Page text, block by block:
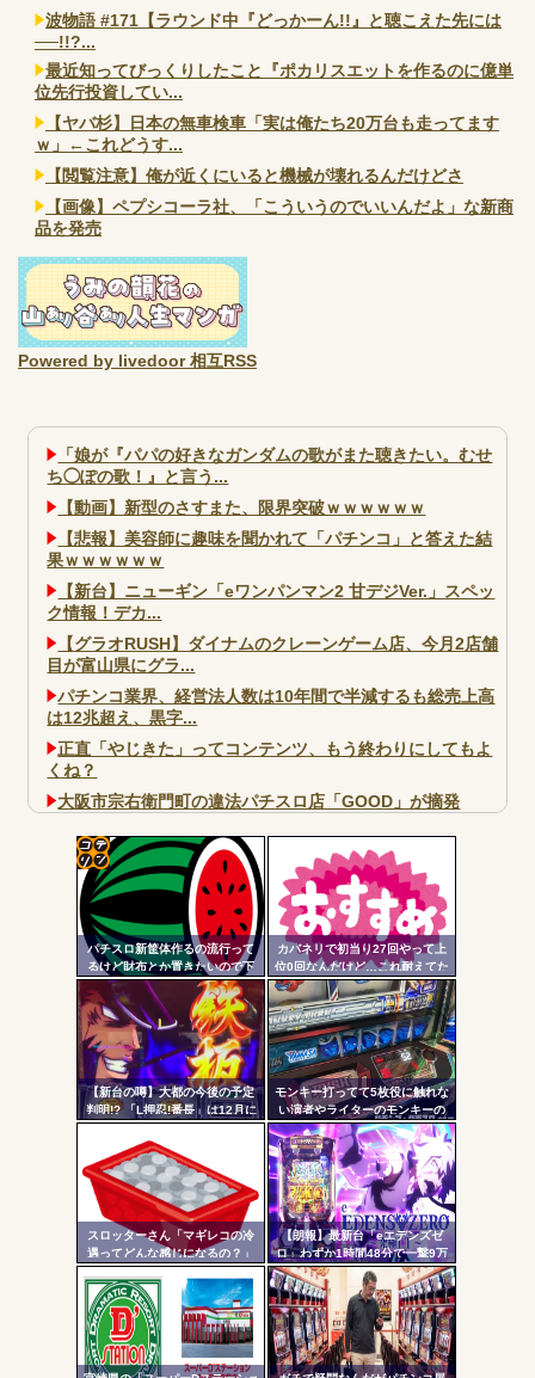
波物語 #171【ラウンド中『どっかーん!!』と聴こえた先には
──!!?...
最近知ってびっくりしたこと『ポカリスエットを作るのに億単
位先行投資してい...
【ヤバ杉】日本の無車検車「実は俺たち20万台も走ってます
ｗ」←これどうす...
【閲覧注意】俺が近くにいると機械が壊れるんだけどさ
【画像】ペプシコーラ社、「こういうのでいいんだよ」な新商
品を発売
Powered by livedoor 相互RSS
「娘が『パパの好きなガンダムの歌がまた聴きたい。むせ
ち◯ぽの歌！』と言う...
【動画】新型のさすまた、限界突破ｗｗｗｗｗｗ
【悲報】美容師に趣味を聞かれて「パチンコ」と答えた結
果ｗｗｗｗｗｗ
【新台】ニューギン「eワンパンマン2 甘デジVer.」スペッ
ク情報！デカ...
【グラオRUSH】ダイナムのクレーンゲーム店、今月2店舗
目が富山県にグラ...
パチンコ業界、経営法人数は10年間で半減するも総売上高
は12兆超え、黒字...
正直「やじきた」ってコンテンツ、もう終わりにしてもよ
くね？
大阪市宗右衛門町の違法パチスロ店「GOOD」が摘発
パチンコで人気のないキャラを青色担当にするのやめろや
ワイ、パチンコ屋店員の目の前で会員カードを握り潰し
「今までありがとう」と...
無職のパチンコカス(22)なんやが、ワイの人生どれくらい
ヤバいか教えて？...
AngelBeats!とかいうクソアニメの思い出ｗｗｗ
Powered by livedoor 相互RSS
パチスロ新筐体作るの流行って
るけど財布とか置きたいので下
皿とか今まで通りがいいわ
カバネリで初当り27回やって上
位0回なんだけど…これ耐えてた
らそのうち500枚勝ちとか出来る
の！？
【新台の噂】大都の今後の予定
判明!? 「L押忍!番長」は12月に
登場か
モンキー打ってて5枚役に触れな
い演者やライターのモンキーの
講釈とか薄寒いだけだよな
スロッターさん「マギレコの冷
遇ってどんな感じになるの？」
【朗報】最新台「eエデンズゼ
ロ」わずか1時間48分で一撃9万
5000発コンプリートを達成して
しまうｗ 究極LT期待出玉2万発
超えの現行最強スペックは伊達
じゃないな…
コテ
リン
- 固
定リ
ンク
自動
更新
ツー